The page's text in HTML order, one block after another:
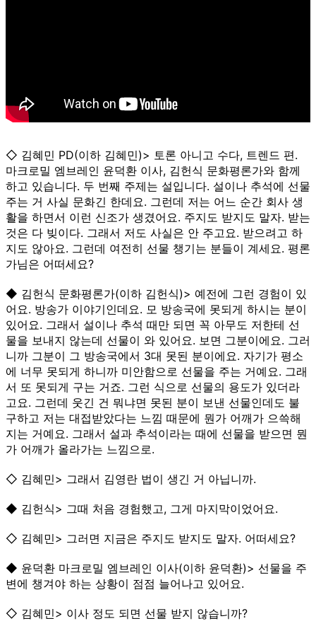
◇ 김혜민 PD(이하 김혜민)> 토론 아니고 수다, 트렌드 편.
마크로밀 엠브레인 윤덕환 이사, 김헌식 문화평론가와 함께
하고 있습니다. 두 번째 주제는 설입니다. 설이나 추석에 선물
주는 거 사실 문화긴 한데요. 그런데 저는 어느 순간 회사 생
활을 하면서 이런 신조가 생겼어요. 주지도 받지도 말자. 받는
것은 다 빚이다. 그래서 저도 사실은 안 주고요. 받으려고 하
지도 않아요. 그런데 여전히 선물 챙기는 분들이 계세요. 평론
가님은 어떠세요?
◆ 김헌식 문화평론가(이하 김헌식)> 예전에 그런 경험이 있
어요. 방송가 이야기인데요. 모 방송국에 못되게 하시는 분이
있어요. 그래서 설이나 추석 때만 되면 꼭 아무도 저한테 선
물을 보내지 않는데 선물이 와 있어요. 보면 그분이에요. 그러
니까 그분이 그 방송국에서 3대 못된 분이에요. 자기가 평소
에 너무 못되게 하니까 미안함으로 선물을 주는 거예요. 그래
서 또 못되게 구는 거죠. 그런 식으로 선물의 용도가 있더라
고요. 그런데 웃긴 건 뭐냐면 못된 분이 보낸 선물인데도 불
구하고 저는 대접받았다는 느낌 때문에 뭔가 어깨가 으쓱해
지는 거예요. 그래서 설과 추석이라는 때에 선물을 받으면 뭔
가 어깨가 올라가는 느낌으로.
◇ 김혜민> 그래서 김영란 법이 생긴 거 아닙니까.
◆ 김헌식> 그때 처음 경험했고, 그게 마지막이었어요.
◇ 김혜민> 그러면 지금은 주지도 받지도 말자. 어떠세요?
◆ 윤덕환 마크로밀 엠브레인 이사(이하 윤덕환)> 선물을 주
변에 챙겨야 하는 상황이 점점 늘어나고 있어요.
◇ 김혜민> 이사 정도 되면 선물 받지 않습니까?